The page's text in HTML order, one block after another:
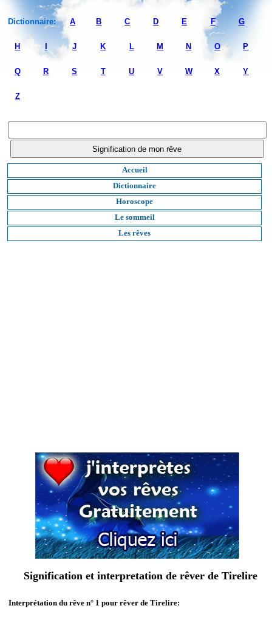
Dictionnaire: A B C D E F G
H J K L M N O P
Q R S T U V W X Y
Z
Accueil
Dictionnaire
Horoscope
Le sommeil
Les rêves
Signification et interpretation de rêver de Tirelire
Interprétation du rêve n° 1 pour rêver de Tirelire: